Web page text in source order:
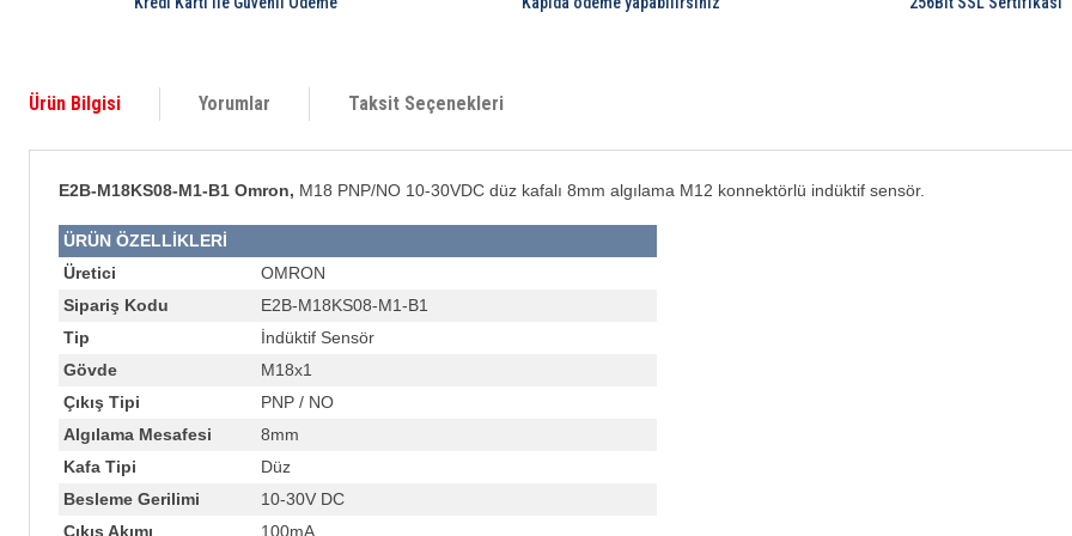
Ürün Bilgisi Yorumlar Taksit Seçenekleri
E2B-M18KS08-M1-B1 Omron, M18 PNP/NO 10-30VDC düz kafalı 8mm algılama M12 konnektörlü indüktif sensör.
ÜRÜN ÖZELLİKLERİ
Üretici
OMRON
Sipariş Kodu
E2B-M18KS08-M1-B1
Tip
İndüktif Sensör
Gövde
M18x1
Çıkış Tipi
PNP / NO
Algılama Mesafesi
8mm
Kafa Tipi
Düz
Besleme Gerilimi
10-30V DC
Çıkış Akımı
100mA